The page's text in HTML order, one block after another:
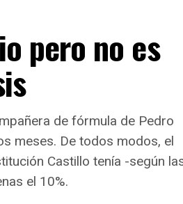
pero no es
de fórmula de Pedro
meses. De todos modos, el
Castillo tenía -según
el 10%.